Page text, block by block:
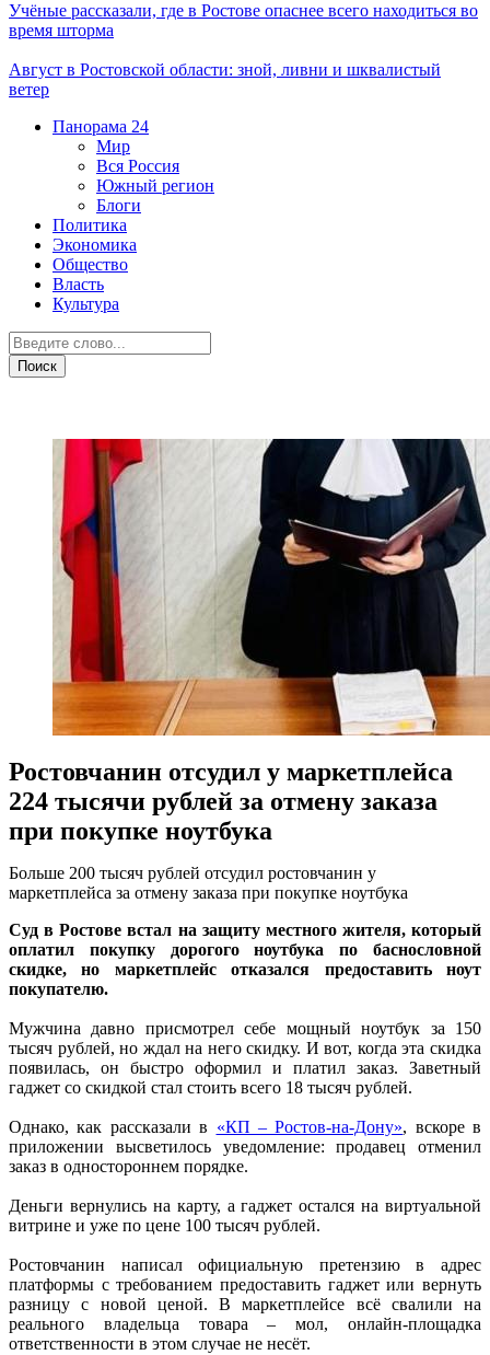
Учёные рассказали, где в Ростове опаснее всего находиться во
время шторма
Август в Ростовской области: зной, ливни и шквалистый
ветер
Панорама 24
Мир
Вся Россия
Южный регион
Блоги
Политика
Экономика
Общество
Власть
Культура
Ростовчанин отсудил у маркетплейса
224 тысячи рублей за отмену заказа
при покупке ноутбука
Больше 200 тысяч рублей отсудил ростовчанин у
маркетплейса за отмену заказа при покупке ноутбука
Суд в Ростове встал на защиту местного жителя, который
оплатил покупку дорогого ноутбука по баснословной
скидке, но маркетплейс отказался предоставить ноут
покупателю.
Мужчина давно присмотрел себе мощный ноутбук за 150
тысяч рублей, но ждал на него скидку. И вот, когда эта скидка
появилась, он быстро оформил и платил заказ. Заветный
гаджет со скидкой стал стоить всего 18 тысяч рублей.
Однако, как рассказали в «КП – Ростов-на-Дону», вскоре в
приложении высветилось уведомление: продавец отменил
заказ в одностороннем порядке.
Деньги вернулись на карту, а гаджет остался на виртуальной
витрине и уже по цене 100 тысяч рублей.
Ростовчанин написал официальную претензию в адрес
платформы с требованием предоставить гаджет или вернуть
разницу с новой ценой. В маркетплейсе всё свалили на
реального владельца товара – мол, онлайн-площадка
ответственности в этом случае не несёт.